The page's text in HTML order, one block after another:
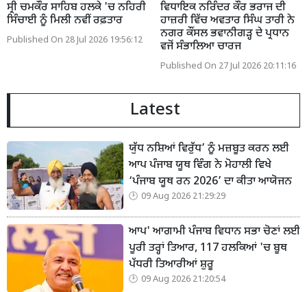
ਸ੍ਰੀ ਚਮਕੌਰ ਸਾਹਿਬ ਹਲਕੇ 'ਚ ਨਹਿਰੀ
ਸਿੰਚਾਈ ਨੂੰ ਮਿਲੀ ਨਵੀਂ ਰਫ਼ਤਾਰ
Published On 28 Jul 2026 19:56:12
ਵਿਧਾਇਕ ਨਰਿੰਦਰ ਕੌਰ ਭਰਾਜ ਦੀ
ਹਾਜ਼ਰੀ ਵਿੱਚ ਅਵਤਾਰ ਸਿੰਘ ਤਾਰੀ ਨੇ
ਨਗਰ ਕੌਂਸਲ ਭਵਾਨੀਗੜ੍ਹ ਦੇ ਪ੍ਰਧਾਨ
ਵਜੋਂ ਸੰਭਾਲਿਆ ਚਾਰਜ
Published On 27 Jul 2026 20:11:16
Latest
ਯੁੱਧ ਨਸ਼ਿਆਂ ਵਿਰੁੱਧ’ ਨੂੰ ਮਜ਼ਬੂਤ ਕਰਨ ਲਈ
ਆਪ ਪੰਜਾਬ ਯੂਥ ਵਿੰਗ ਨੇ ਮੋਹਾਲੀ ਵਿਖੇ
‘ਪੰਜਾਬ ਯੂਥ ਰਨ 2026’ ਦਾ ਕੀਤਾ ਆਯੋਜਨ
09 Aug 2026 21:29:29
ਆਪ' ਆਗਾਮੀ ਪੰਜਾਬ ਵਿਧਾਨ ਸਭਾ ਚੋਣਾਂ ਲਈ
ਪੂਰੀ ਤਰ੍ਹਾਂ ਤਿਆਰ, 117 ਹਲਕਿਆਂ 'ਚ ਬੂਥ
ਪੱਧਰੀ ਤਿਆਰੀਆਂ ਸ਼ੁਰੂ
09 Aug 2026 21:20:54